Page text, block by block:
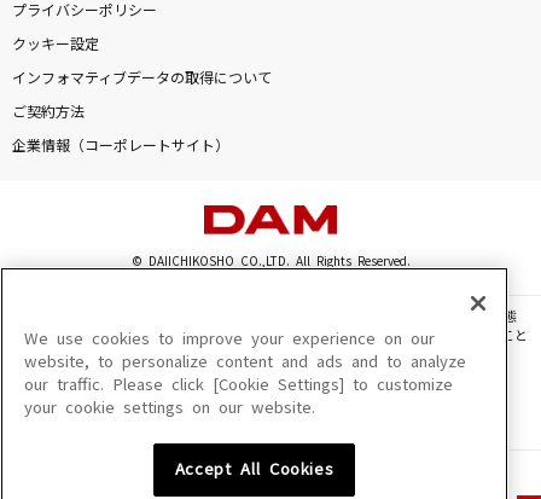
プライバシーポリシー
クッキー設定
インフォマティブデータの取得について
ご契約方法
企業情報（コーポレートサイト）
© DAIICHIKOSHO CO.,LTD. All Rights Reserved.
このサイトに掲載されている一切の文章・画像・写真・動画・音声等を、手段や形態
を問わず、著作権法の定める範囲を超えて無断で複製、転載、ファイル化などすること
を禁じます。
楽曲及びコンテンツは、機種によりご利用いただけない場合があります。
楽曲及びコンテンツの配信日、配信内容が変更になる場合があります。
We use cookies to improve your experience on our
website, to personalize content and ads and to analyze
our traffic. Please click [Cookie Settings] to customize
your cookie settings on our website.
Accept All Cookies